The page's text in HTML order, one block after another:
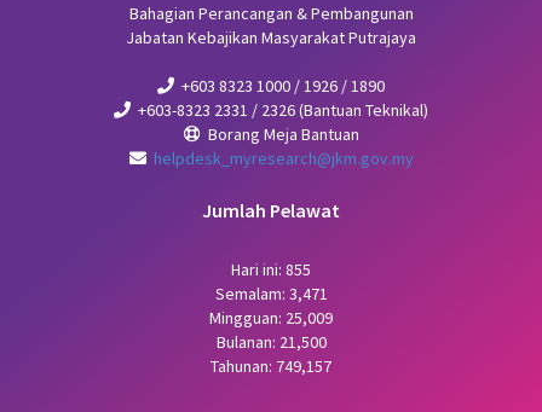
Bahagian Perancangan & Pembangunan
Jabatan Kebajikan Masyarakat Putrajaya
+603 8323 1000 / 1926 / 1890
+603-8323 2331 / 2326 (Bantuan Teknikal)
Borang Meja Bantuan
helpdesk_myresearch@jkm.gov.my
Jumlah Pelawat
Hari ini: 855
Semalam: 3,471
Mingguan: 25,009
Bulanan: 21,500
Tahunan: 749,157